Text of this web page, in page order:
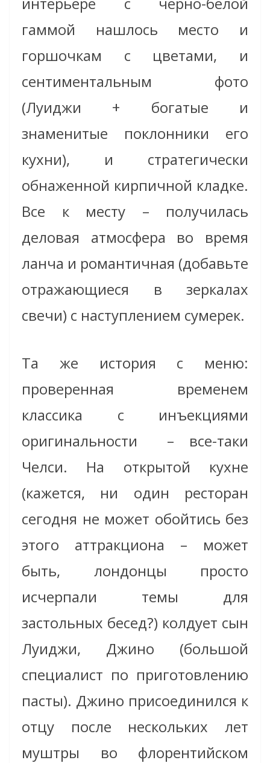
гаммой нашлось место и
горшочкам с цветами, и
сентиментальным фото
(Луиджи + богатые и
знаменитые поклонники его
кухни), и стратегически
обнаженной кирпичной кладке.
Все к месту – получилась
деловая атмосфера во время
ланча и романтичная (добавьте
отражающиеся в зеркалах
свечи) с наступлением сумерек.
Та же история с меню:
проверенная временем
классика с инъекциями
оригинальности – все-таки
Челси. На открытой кухне
(кажется, ни один ресторан
сегодня не может обойтись без
этого аттракциона – может
быть, лондонцы просто
исчерпали темы для
застольных бесед?) колдует сын
Луиджи, Джино (большой
специалист по приготовлению
пасты). Джино присоединился к
отцу после нескольких лет
муштры во флорентийском